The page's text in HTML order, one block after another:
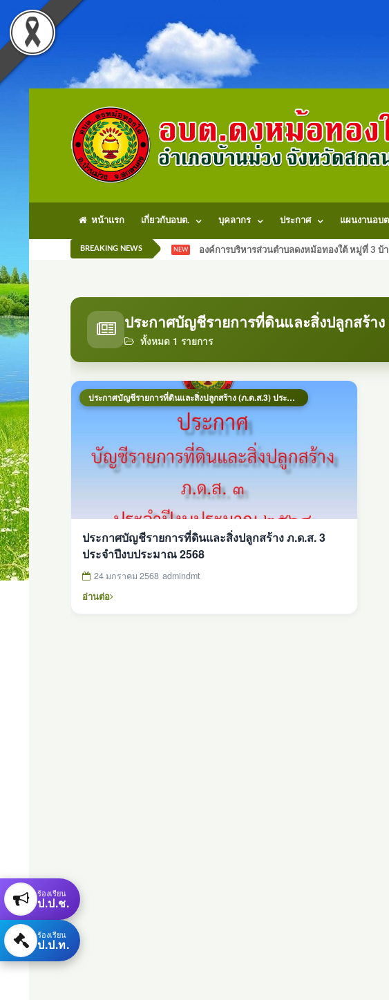
หน้าแรก เกี่ยวกับอบต. บุคลากร ประกาศ แผนงานอบ
BREAKING NEWS NEW องค์การบริหารส่วนตำบลดงหม้อทองใต้ หมู่ที่ 3 บ้
ประกาศบัญชีรายการที่ดินและสิ่งปลูกสร้า
ทั้งหมด 1 รายการ
ประกาศบัญชีรายการที่ดินและสิ่งปลูกสร้าง (ภ.ด.ส.3) ประจำปี พ.ศ. 2568
ประกาศบัญชีรายการที่ดินและสิ่งปลูกสร้าง ภ.ด.ส. 3
ประจำปีงบประมาณ 2568
24 มกราคม 2568 admindmt
อ่านต่อ
ร้องเรียน
ป.ป.ช.
ร้องเรียน
ป.ป.ท.